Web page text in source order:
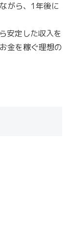
がら、1年後に
安定した収入を
金を稼ぐ理想の